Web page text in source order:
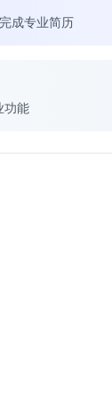
成专业简历
功能